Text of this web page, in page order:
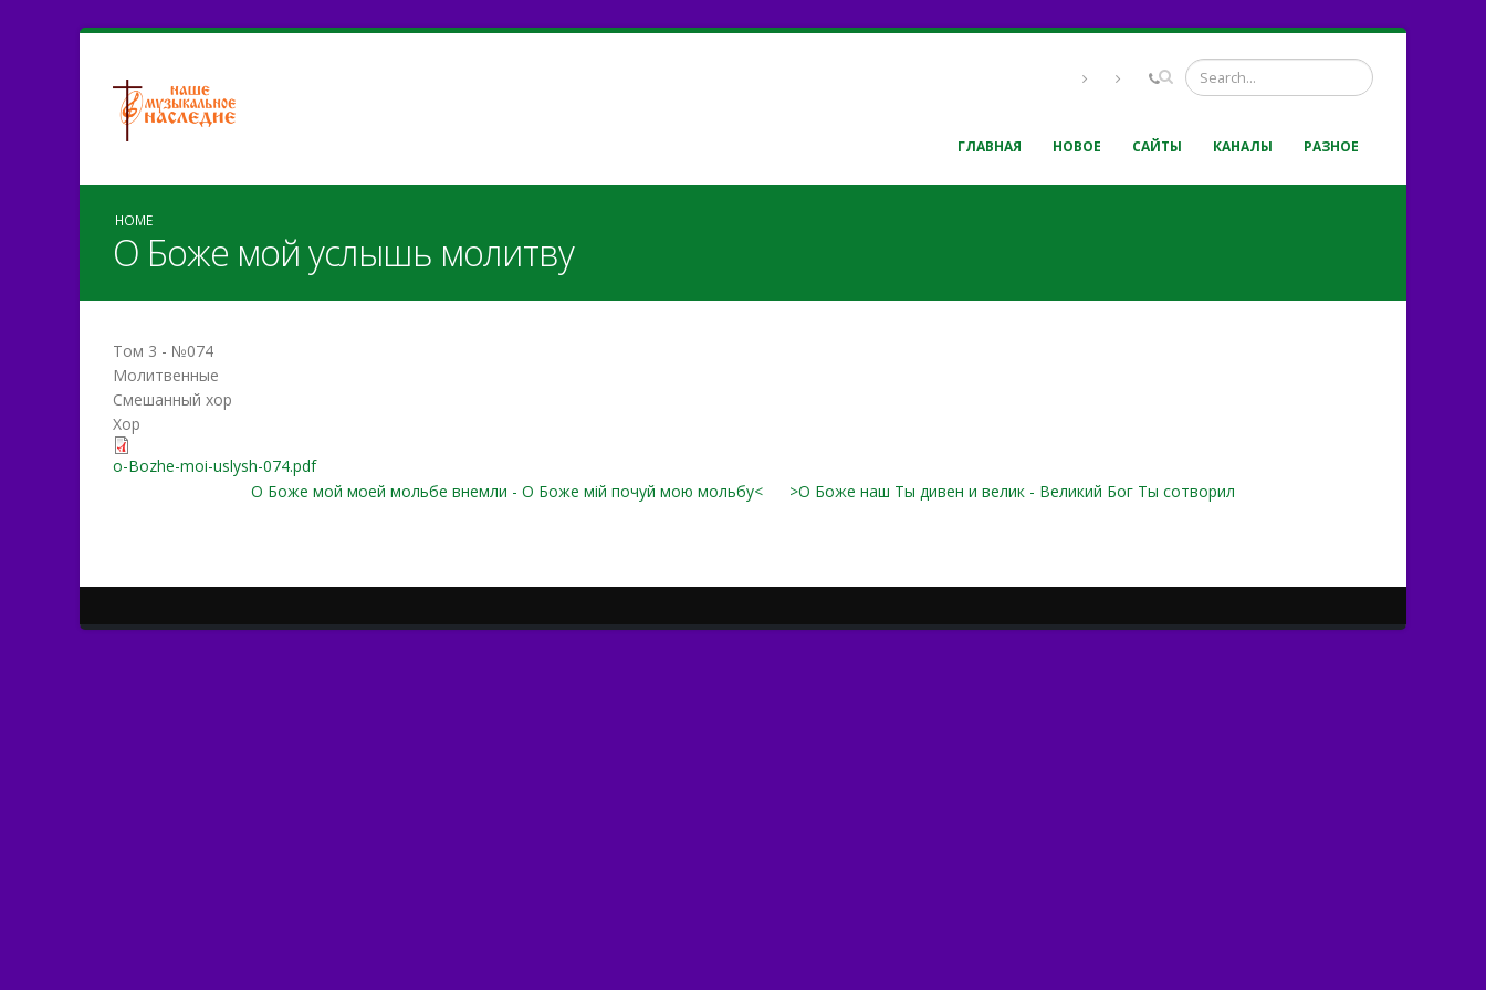
ГЛАВНАЯ НОВОЕ САЙТЫ КАНАЛЫ РАЗНОЕ
HOME
О Боже мой услышь молитву
Том 3 - №074
Молитвенные
Смешанный хор
Хор
o-Bozhe-moi-uslysh-074.pdf
О Боже мой моей мольбе внемли - О Боже мій почуй мою мольбу<
>О Боже наш Ты дивен и велик - Великий Бог Ты сотворил